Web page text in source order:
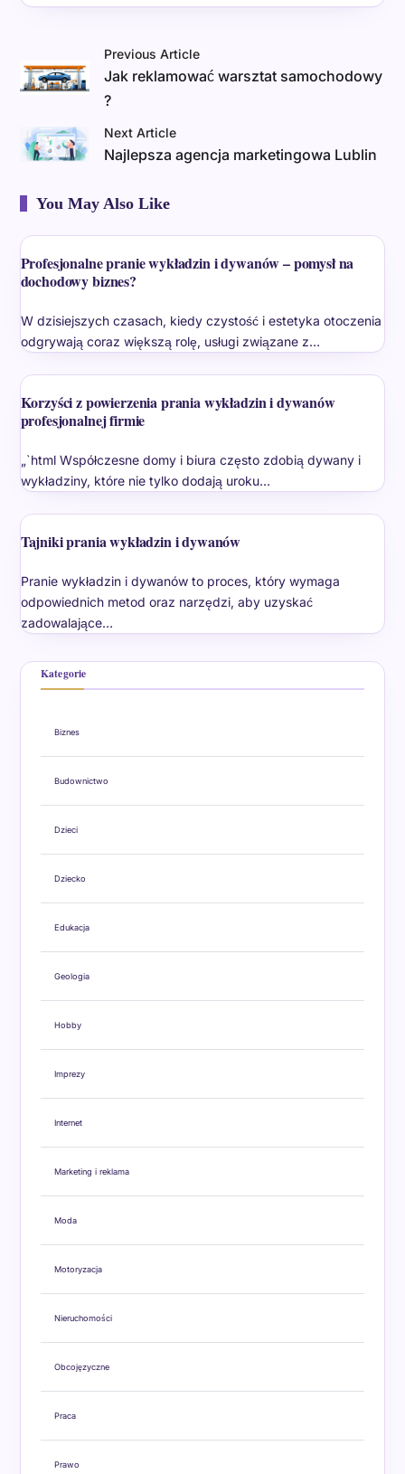
Previous Article
Jak reklamować warsztat samochodowy
?
Next Article
Najlepsza agencja marketingowa Lublin
You May Also Like
Profesjonalne pranie wykładzin i dywanów – pomysł na
dochodowy biznes?
W dzisiejszych czasach, kiedy czystość i estetyka otoczenia
odgrywają coraz większą rolę, usługi związane z…
Korzyści z powierzenia prania wykładzin i dywanów
profesjonalnej firmie
„`html Współczesne domy i biura często zdobią dywany i
wykładziny, które nie tylko dodają uroku…
Tajniki prania wykładzin i dywanów
Pranie wykładzin i dywanów to proces, który wymaga
odpowiednich metod oraz narzędzi, aby uzyskać
zadowalające…
Kategorie
Biznes
Budownictwo
Dzieci
Dziecko
Edukacja
Geologia
Hobby
Imprezy
Internet
Marketing i reklama
Moda
Motoryzacja
Nieruchomości
Obcojęzyczne
Praca
Prawo